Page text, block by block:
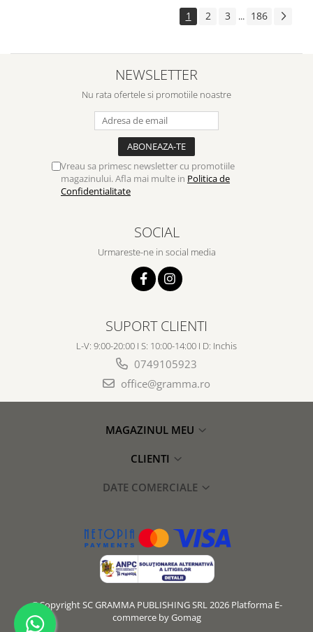
1 2 3 ... 186
NEWSLETTER
Nu rata ofertele si promotiile noastre
Vreau sa primesc newsletter cu promotiile
magazinului. Afla mai multe in Politica de
Confidentialitate
SOCIAL
Urmareste-ne in social media
SUPORT CLIENTI
L-V: 9:00-20:00 I S: 10:00-14:00 I D: Inchis
0749105923
office@gramma.ro
MAGAZINUL MEU
CLIENTI
DATE COMERCIALE
©Copyright SC GRAMMA PUBLISHING SRL 2026 Platforma E-
commerce by Gomag